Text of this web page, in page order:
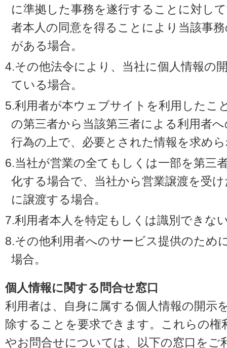
に準拠した事務を遂行することに対し
者本人の同意を得ることにより当該事
がある場合。
4.その他法令により、当社に個人情報の
ている場合。
5.利用者が本ウェブサイトを利用したこ
の第三者から当該第三者による利用者
行為の上で、必要とされた情報を求め
6.当社が営業の全てもしくは一部を第三
化する場合で、当社から営業譲渡を受
に譲渡する場合。
7.利用者本人を特定もしくは識別できな
8.その他利用者へのサービス提供のため
場合。
個人情報に関する問合せ窓口
利用者は、自身に属する個人情報の開示
除することを要求できます。これらの権
やお問合せについては、以下の窓口をご